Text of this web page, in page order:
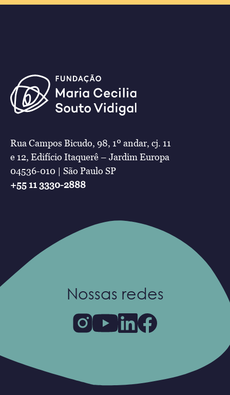
Rua Campos Bicudo, 98, 1º andar, cj. 11
e 12, Edifício Itaquerê – Jardim Europa
04536-010 | São Paulo SP
+55 11 3330-2888
Nossas redes